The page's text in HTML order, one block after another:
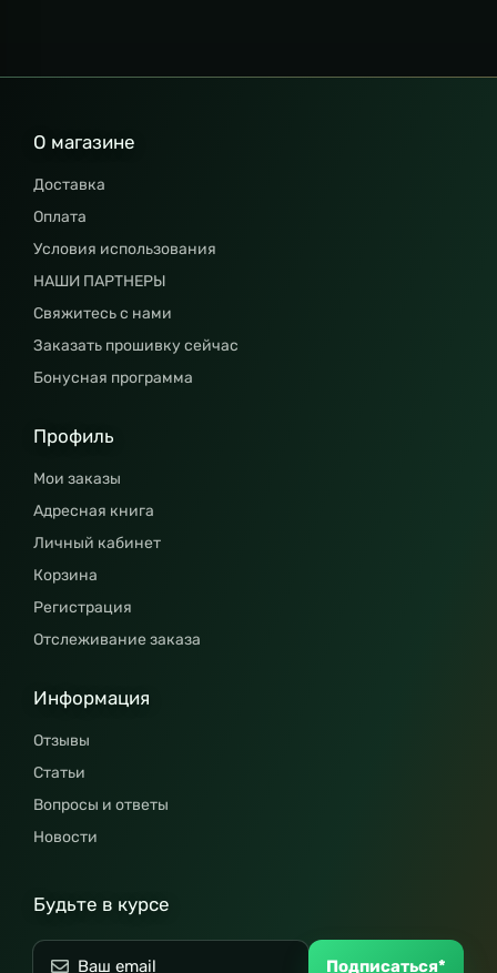
О магазине
Доставка
Оплата
Условия использования
НАШИ ПАРТНЕРЫ
Свяжитесь с нами
Заказать прошивку сейчас
Бонусная программа
Профиль
Мои заказы
Адресная книга
Личный кабинет
Корзина
Регистрация
Отслеживание заказа
Информация
Отзывы
Статьи
Вопросы и ответы
Новости
Будьте в курсе
Подписаться*